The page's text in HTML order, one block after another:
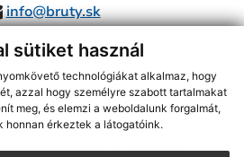
sütiket használ
technológiákat alkalmaz, hogy
azzal hogy személyre szabott tartalmakat
meg, és elemzi a weboldalunk forgalmát,
honnan érkeztek a látogatóink.
info@bruty.sk
információk követését az RSS funkcióval,
(tartalomkezelő rendszer),Honlaptérkép
,webex.digital, s.r.o.,Domain-ek